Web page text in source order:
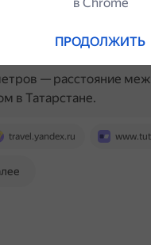
источников, возможны
travel.yandex.ru
— расстояние
в Татарстане.
ПРОДОЛЖИТЬ